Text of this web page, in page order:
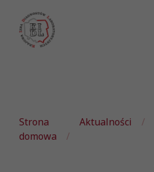
Strona
domowa
Aktualności